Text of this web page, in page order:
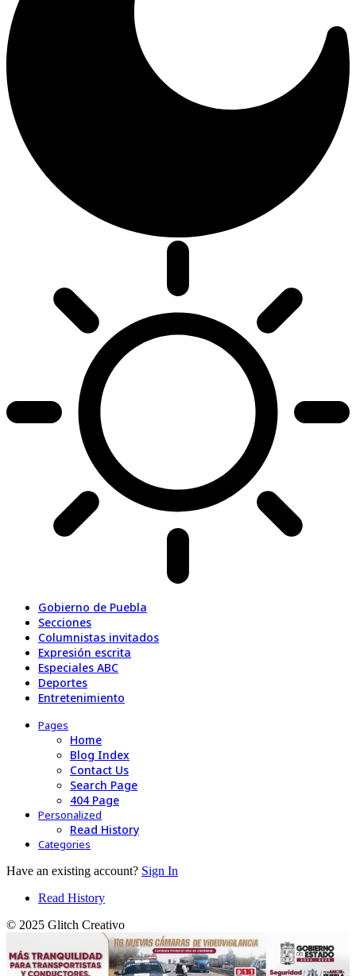
Gobierno de Puebla
Secciones
Columnistas invitados
Expresión escrita
Especiales ABC
Deportes
Entretenimiento
Pages
Home
Blog Index
Contact Us
Search Page
404 Page
Personalized
Read History
Categories
Have an existing account? Sign In
Read History
© 2025 Glitch Creativo